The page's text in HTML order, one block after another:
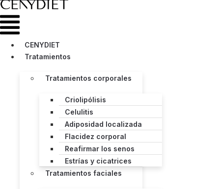
Menú
CENYDIET
Tratamientos
Tratamientos corporales
Criolipólisis
Celulitis
Adiposidad localizada
Flacidez corporal
Reafirmar los senos
Estrías y cicatrices
Tratamientos faciales